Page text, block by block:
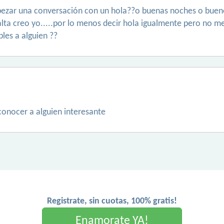
una conversación con un hola??o buenas noches o
creo yo.....por lo menos decir hola igualmente pero no
a alguien ??
a alguien interesante
Registrate, sin cuotas, 100% gratis!
Enamorate YA!